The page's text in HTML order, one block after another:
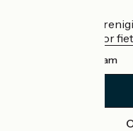
De nationale
officiële gids voor
Instagram